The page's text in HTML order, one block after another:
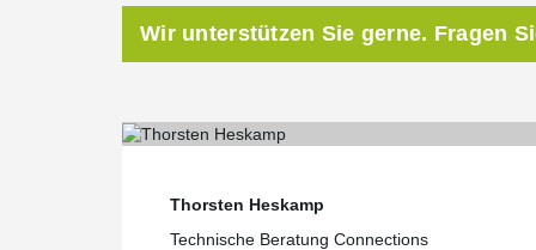
Wir unterstützen Sie gerne. Fragen
Thorsten Heskamp
Technische Beratung Connections